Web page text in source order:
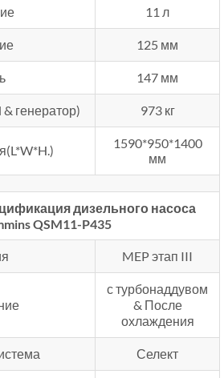
11 л
125 мм
147 мм
& генератор) 973 кг
1590*950*1400
мм
дизельного насоса
QSM11-P435
MEP этап III
с турбонаддувом
& После
охлаждения
Селект